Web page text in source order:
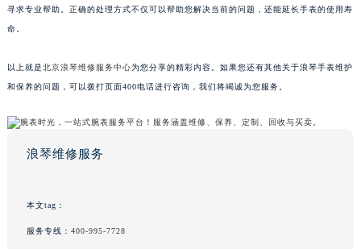
寻求专业帮助。正确的处理方式不仅可以帮助您解决当前的问题，还能延长手表的使用寿
命。
以上就是北京浪琴维修服务中心为您分享的精彩内容。如果您还有其他关于浪琴手表维护
和保养的问题，可以拨打页面400电话进行咨询，我们将竭诚为您服务。
浪琴维修服务
本文tag：
服务专线： 400-995-7728